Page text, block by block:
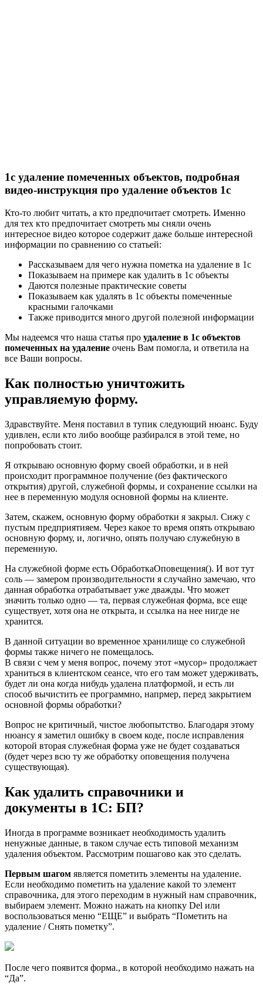
1с удаление помеченных объектов, подробная
видео-инструкция про удаление объектов 1с
Кто-то любит читать, а кто предпочитает смотреть. Именно
для тех кто предпочитает смотреть мы сняли очень
интересное видео которое содержит даже больше интересной
информации по сравнению со статьей:
Рассказываем для чего нужна пометка на удаление в 1с
Показываем на примере как удалить в 1с объекты
Даются полезные практические советы
Показываем как удалять в 1с объекты помеченные
красными галочками
Также приводится много другой полезной информации
Мы надеемся что наша статья про удаление в 1с объектов
помеченных на удаление очень Вам помогла, и ответила на
все Ваши вопросы.
Как полностью уничтожить
управляемую форму.
Здравствуйте. Меня поставил в тупик следующий нюанс. Буду
удивлен, если кто либо вообще разбирался в этой теме, но
попробовать стоит.
Я открываю основную форму своей обработки, и в ней
происходит программное получение (без фактического
открытия) другой, служебной формы, и сохранение ссылки на
нее в переменную модуля основной формы на клиенте.
Затем, скажем, основную форму обработки я закрыл. Сижу с
пустым предприятияем. Через какое то время опять открываю
основную форму, и, логично, опять получаю служебную в
переменную.
На служебной форме есть ОбработкаОповещения(). И вот тут
соль — замером производительности я случайно замечаю, что
данная обработка отрабатывает уже дважды. Что может
значить только одно — та, первая служебная форма, все еще
существует, хотя она не открыта, и ссылка на нее нигде не
хранится.
В данной ситуации во временное хранилище со служебной
формы также ничего не помещалось.
В связи с чем у меня вопрос, почему этот «мусор» продолжает
храниться в клиентском сеансе, что его там может удерживать,
будет ли она когда нибудь удалена платформой, и есть ли
способ вычистить ее программно, напрмер, перед закрытием
основной формы обработки?
Вопрос не критичный, чистое любопытство. Благодаря этому
нюансу я заметил ошибку в своем коде, после исправления
которой вторая служебная форма уже не будет создаваться
(будет через всю ту же обработку оповещения получена
существующая).
Как удалить справочники и
документы в 1С: БП?
Иногда в программе возникает необходимость удалить
ненужные данные, в таком случае есть типовой механизм
удаления объектом. Рассмотрим пошагово как это сделать.
Первым шагом является пометить элементы на удаление.
Если необходимо пометить на удаление какой то элемент
справочника, для этого переходим в нужный нам справочник,
выбираем элемент. Можно нажать на кнопку Del или
воспользоваться меню “ЕЩЕ” и выбрать “Пометить на
удаление / Снять пометку”.
После чего появится форма., в которой необходимо нажать на
“Да”.